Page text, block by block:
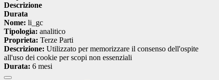
Descrizione
Durata
Nome: li_gc
Tipologia: analitico
Proprieta: Terze Parti
Descrizione: Utilizzato per memorizzare il consenso dell'ospite
all'uso dei cookie per scopi non essenziali
Durata: 6 mesi